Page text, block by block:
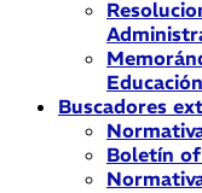
Educación
Buscadores
Boletín